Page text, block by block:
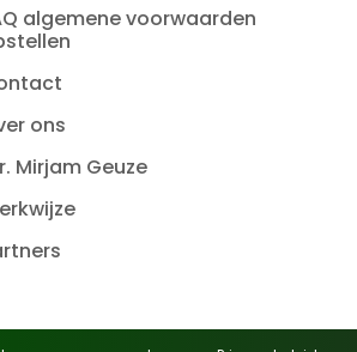
algemene voorwaarden
ons
Mirjam Geuze